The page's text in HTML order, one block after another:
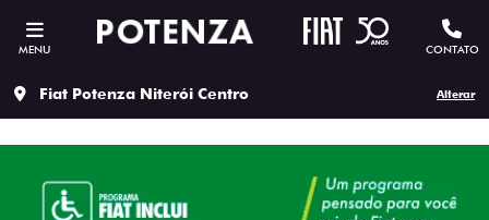
MENU CONTATO
Fiat Potenza Niterói Centro Alterar